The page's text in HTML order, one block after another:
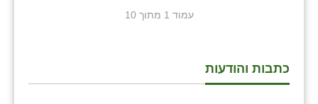
עמוד 1 מתוך 10
כתבות והודעות